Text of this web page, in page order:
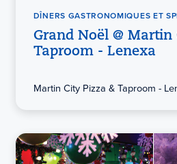
DÎNERS GASTRONOMIQUES ET
Grand Noël @
Taproom - Lenexa
Martin City Pizza & Taproom -